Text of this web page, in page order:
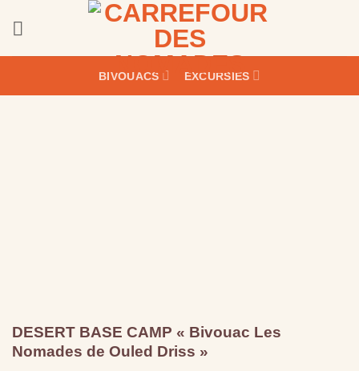
BIVOUACS EXCURSIES
DESERT BASE CAMP « Bivouac Les
Nomades de Ouled Driss »